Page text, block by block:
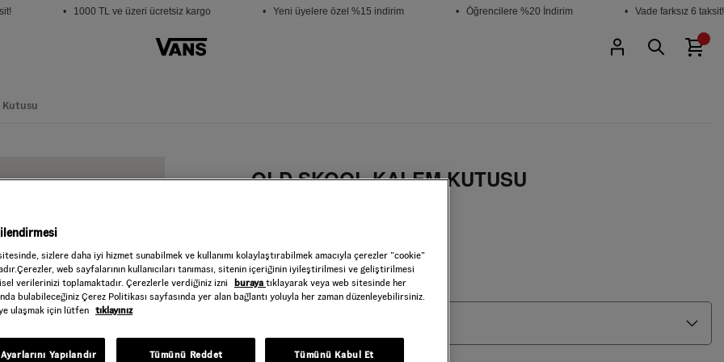
• 1000 TL ve üzeri ücretsiz kargo • Yeni üyelere özel %15 indirim • Öğrencilere %20 İndirim • Vade farksız 6 taksit!
Kutusu
OLD SKOOL KALEM KUTUSU
RENK : White/Black
Beden
Tablosu
sizlere daha iyi hizmet sunabilmek ve kullanımı kolaylaştırabilmek amacıyla çerezler ”cookie”
web sayfalarının kullanıcıları tanıması, sitenin içeriğinin iyileştirilmesi ve geliştirilmesi
verilerinizi toplamaktadır. Çerezlerle verdiğiniz izni
buraya tıklayarak veya web sitesinde her
bulabileceğiniz Çerez Politikası sayfasında yer alan bağlantı yoluyla her zaman düzenleyebilirsiniz.
ulaşmak için lütfen tıklayınız
Tümünü Reddet Tümünü Kabul Et
Yapılandır